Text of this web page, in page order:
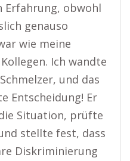
Erfahrung, obwohl
genauso
wie meine
Ich wandte
und das
Entscheidung! Er
Situation, prüfte
stellte fest, dass
Diskriminierung